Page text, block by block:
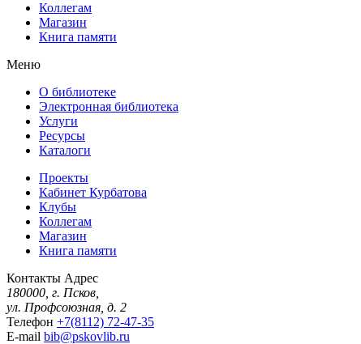
Коллегам
Магазин
Книга памяти
Меню
О библиотеке
Электронная библиотека
Услуги
Ресурсы
Каталоги
Проекты
Кабинет Курбатова
Клубы
Коллегам
Магазин
Книга памяти
Контакты Адрес
180000, г. Псков,
ул. Профсоюзная, д. 2
Телефон +7(8112) 72-47-35
E-mail bib@pskovlib.ru